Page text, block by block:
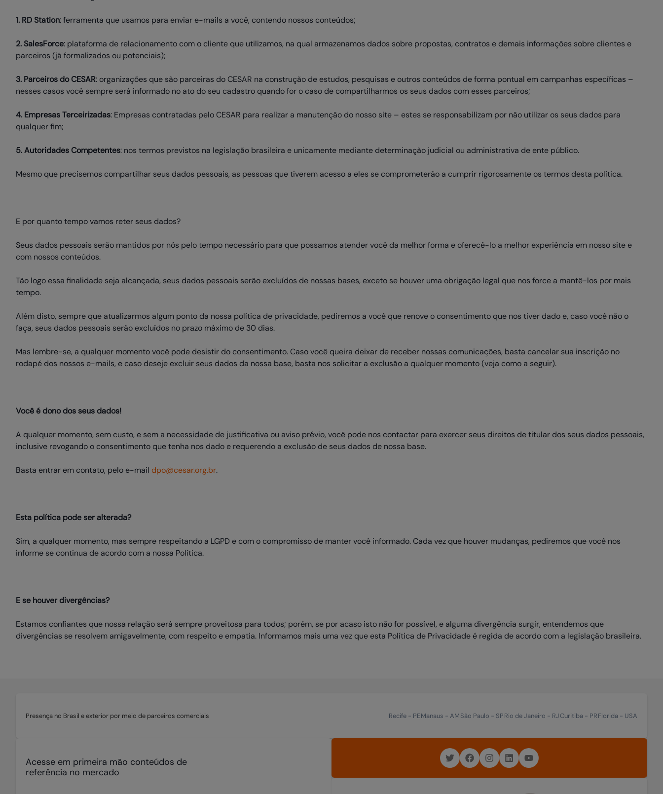
1. RD Station: ferramenta que usamos para enviar e-mails a você, contendo nossos conteúdos;
2. SalesForce: plataforma de relacionamento com o cliente que utilizamos, na qual armazenamos dados sobre propostas, contratos e demais informações sobre clientes e
parceiros (já formalizados ou potenciais);
3. Parceiros do CESAR: organizações que são parceiras do CESAR na construção de estudos, pesquisas e outros conteúdos de forma pontual em campanhas específicas –
nesses casos você sempre será informado no ato do seu cadastro quando for o caso de compartilharmos os seus dados com esses parceiros;
4. Empresas Terceirizadas: Empresas contratadas pelo CESAR para realizar a manutenção do nosso site – estes se responsabilizam por não utilizar os seus dados para
qualquer fim;
5. Autoridades Competentes: nos termos previstos na legislação brasileira e unicamente mediante determinação judicial ou administrativa de ente público.
Mesmo que precisemos compartilhar seus dados pessoais, as pessoas que tiverem acesso a eles se comprometerão a cumprir rigorosamente os termos desta política.
E por quanto tempo vamos reter seus dados?
Seus dados pessoais serão mantidos por nós pelo tempo necessário para que possamos atender você da melhor forma e oferecê-lo a melhor experiência em nosso site e
com nossos conteúdos.
Tão logo essa finalidade seja alcançada, seus dados pessoais serão excluídos de nossas bases, exceto se houver uma obrigação legal que nos force a mantê-los por mais
tempo.
Além disto, sempre que atualizarmos algum ponto da nossa política de privacidade, pediremos a você que renove o consentimento que nos tiver dado e, caso você não o
faça, seus dados pessoais serão excluídos no prazo máximo de 30 dias.
Mas lembre-se, a qualquer momento você pode desistir do consentimento. Caso você queira deixar de receber nossas comunicações, basta cancelar sua inscrição no
rodapé dos nossos e-mails, e caso deseje excluir seus dados da nossa base, basta nos solicitar a exclusão a qualquer momento (veja como a seguir).
Você é dono dos seus dados!
A qualquer momento, sem custo, e sem a necessidade de justificativa ou aviso prévio, você pode nos contactar para exercer seus direitos de titular dos seus dados pessoais,
inclusive revogando o consentimento que tenha nos dado e requerendo a exclusão de seus dados de nossa base.
Basta entrar em contato, pelo e-mail dpo@cesar.org.br.
Esta política pode ser alterada?
Sim, a qualquer momento, mas sempre respeitando a LGPD e com o compromisso de manter você informado. Cada vez que houver mudanças, pediremos que você nos
informe se continua de acordo com a nossa Política.
E se houver divergências?
Estamos confiantes que nossa relação será sempre proveitosa para todos; porém, se por acaso isto não for possível, e alguma divergência surgir, entendemos que
divergências se resolvem amigavelmente, com respeito e empatia. Informamos mais uma vez que esta Política de Privacidade é regida de acordo com a legislação brasileira.
Presença no Brasil e exterior por meio de parceiros comerciais Recife - PEManaus - AMSão Paulo - SPRio de Janeiro - RJCuritiba - PRFlorida - USA
Acesse em primeira mão conteúdos de
referência no mercado